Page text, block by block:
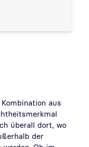
aus
überall dort, wo
der